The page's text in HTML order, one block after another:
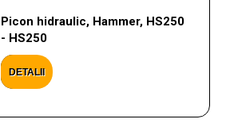
Picon hidraulic, Hammer, HS250
- HS250
DETALII